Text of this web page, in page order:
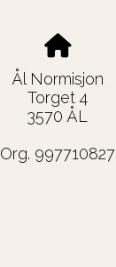
Ål Normisjon
Torget 4
3570 ÅL
Org. 997710827